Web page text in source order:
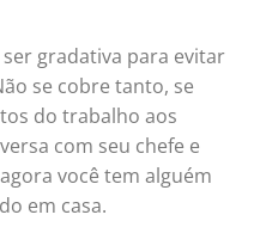
gradativa para evitar
se cobre tanto, se
do trabalho aos
com seu chefe e
você tem alguém
em casa.